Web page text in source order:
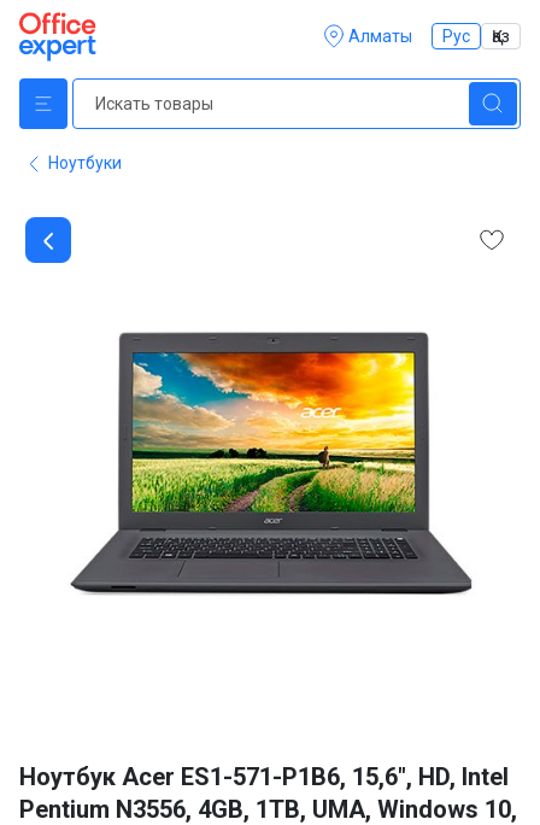
Алматы Рус Қаз
Ноутбуки
of
1
Ноутбук Acer ES1-571-P1B6, 15,6", HD, Intel
Pentium N3556, 4GB, 1TB, UMA, Windows 10,